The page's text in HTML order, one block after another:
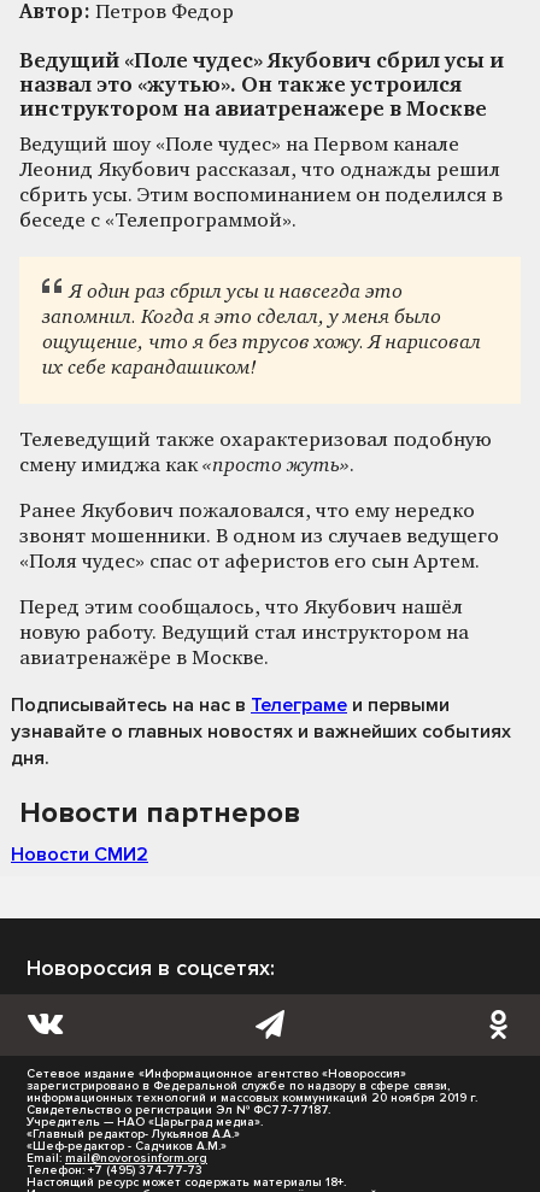
Автор: Петров Федор
Ведущий «Поле чудес» Якубович сбрил усы и
назвал это «жутью». Он также устроился
инструктором на авиатренажере в Москве
Ведущий шоу «Поле чудес» на Первом канале
Леонид Якубович рассказал, что однажды решил
сбрить усы. Этим воспоминанием он поделился в
беседе с «Телепрограммой».
Я один раз сбрил усы и навсегда это
запомнил. Когда я это сделал, у меня было
ощущение, что я без трусов хожу. Я нарисовал
их себе карандашиком!
Телеведущий также охарактеризовал подобную
смену имиджа как«просто жуть».
Ранее Якубович пожаловался, что ему нередко
звонят мошенники. В одном из случаев ведущего
«Поля чудес» спас от аферистов его сын Артем.
Перед этим сообщалось, что Якубович нашёл
новую работу. Ведущий стал инструктором на
авиатренажёре в Москве.
Подписывайтесь на нас в Телеграме и первыми
узнавайте о главных новостях и важнейших событиях
дня.
Новости партнеров
Новости СМИ2
Новороссия в соцсетях:
Сетевое издание «Информационное агентство «Новороссия»
зарегистрировано в Федеральной службе по надзору в сфере связи,
информационных технологий и массовых коммуникаций 20 ноября 2019 г.
Свидетельство о регистрации Эл № ФС77-77187.
Учредитель — НАО «Царьград медиа».
«Главный редактор- Лукьянов А.А.»
«Шеф-редактор - Садчиков А.М.»
Email: mail@novorosinform.org
Телефон: +7 (495) 374-77-73
Настоящий ресурс может содержать материалы 18+.